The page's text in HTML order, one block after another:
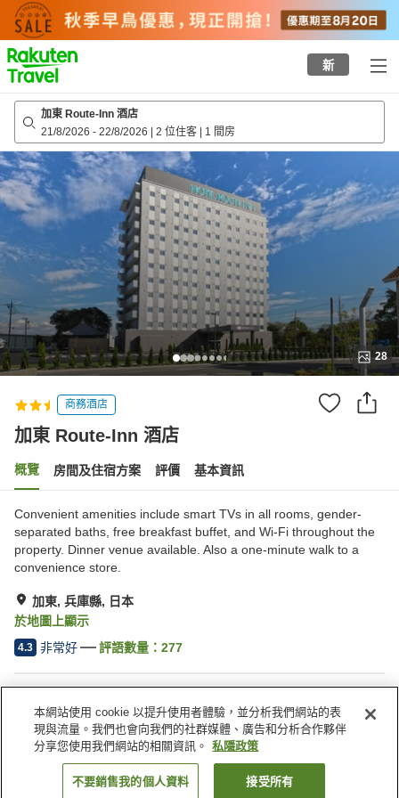
to
top
page
新
加東 Route-Inn 酒店
21/8/2026 - 22/8/2026 | 2 位住客 | 1 間房
28
商務酒店
加東 Route-Inn 酒店
概覽 房間及住宿方案 評價 基本資訊
Convenient amenities include smart TVs in all rooms, gender-
separated baths, free breakfast buffet, and Wi-Fi throughout the
property. Dinner venue available. Also a one-minute walk to a
convenience store.
加東, 兵庫縣, 日本
於地圖上顯示
4.3 非常好 評語數量： 277
停車場
水療/美容院
餐廳
自動販賣機
日本 兵庫縣 加東 加東 Route-Inn 酒店
找客房
本網站使用 cookie 以提升使用者體驗，並分析我們網站的表
現與流量。我們也會向我們的社群媒體、廣告和分析合作夥伴
分享您使用我們網站的相關資訊。
私隱政策
不要銷售我的個人資料 接受所有